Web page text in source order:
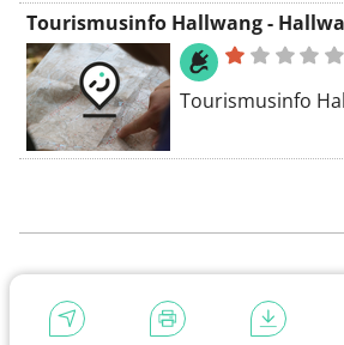
Tourismusinfo Hallwang -
Tourismusinfo